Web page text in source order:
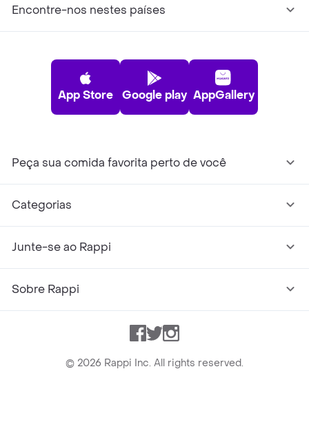
Encontre-nos nestes países
App Store Google play AppGallery
Peça sua comida favorita perto de você
Categorias
Junte-se ao Rappi
Sobre Rappi
Facebook
TwitterInstagram
© 2026 Rappi Inc. All rights reserved.